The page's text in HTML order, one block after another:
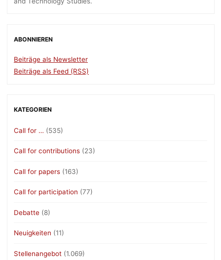
ABONNIEREN
Beiträge als Newsletter
Beiträge als Feed (RSS)
KATEGORIEN
Call for … (535)
Call for contributions (23)
Call for papers (163)
Call for participation (77)
Debatte (8)
Neuigkeiten (11)
Stellenangebot (1.069)